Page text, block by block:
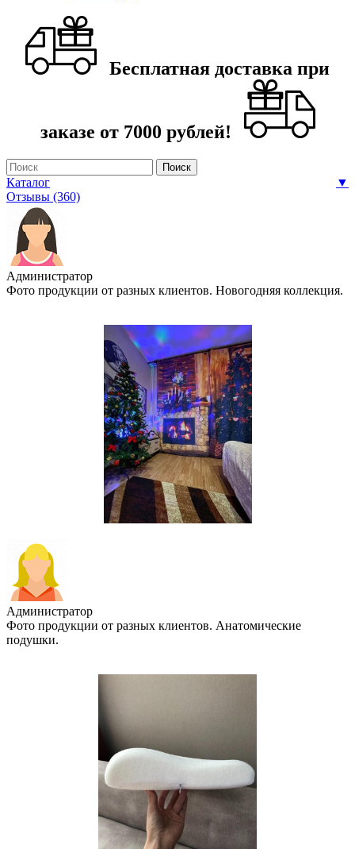
Бесплатная доставка при
заказе от 7000 рублей!
Каталог
▼
Отзывы (360)
Администратор
Фото продукции от разных клиентов. Новогодняя коллекция.
Администратор
Фото продукции от разных клиентов. Анатомические
подушки.